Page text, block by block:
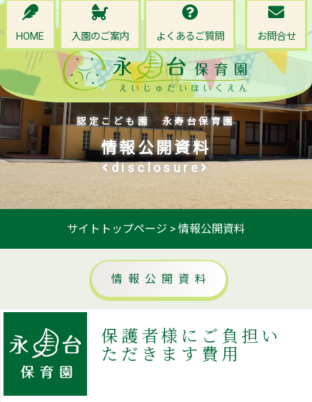
HOME 入園のご案内 よくあるご質問 お問合せ
認定こども園 永寿台保育園
情報公開資料
disclosure
サイトトップページ > 情報公開資料
情報公開資料
保護者様にご負担い
ただきます費用